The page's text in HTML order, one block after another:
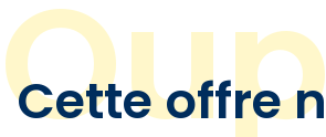
Cette offre